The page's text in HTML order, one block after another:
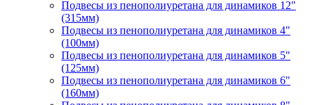
Подвесы из пенополиуретана для динамиков 12"
(315мм)
Подвесы из пенополиуретана для динамиков 4"
(100мм)
Подвесы из пенополиуретана для динамиков 5"
(125мм)
Подвесы из пенополиуретана для динамиков 6"
(160мм)